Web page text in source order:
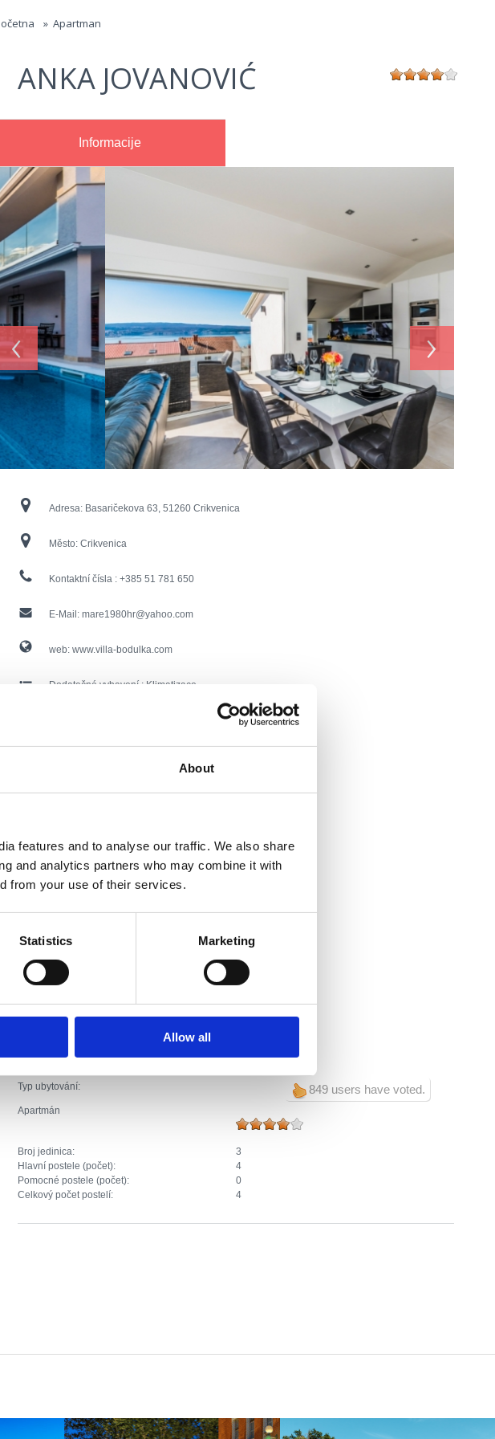
About
features and to analyse our traffic. We also share
and analytics partners who may combine it with
from your use of their services.
Statistics Marketing
Allow all
» Apartman
ANKA JOVANOVIĆ
Informacije
‹ ›
Adresa: Basaričekova 63, 51260 Crikvenica
Město: Crikvenica
Kontaktní čísla : +385 51 781 650
E-Mail: mare1980hr@yahoo.com
web: www.villa-bodulka.com
Dodatečné vybavení : Klimatizace
Vzdálenost od moře : 600
Vzdálenost od restaurace:
Vzdálenost od spportovního vybavení: 2000
Vzdálenost od obchodu:300
Vzdálenost od centra zábavy :600
849 users have voted.
Typ ubytování:
Apartmán
Broj jedinica:
3
Hlavní postele (počet):
4
Pomocné postele (počet):
0
Celkový počet postelí:
4